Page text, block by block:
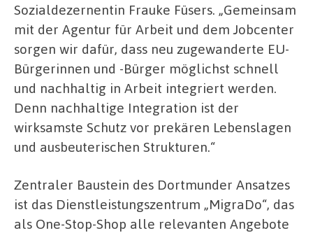
Sozialdezernentin Frauke Füsers. „Gemeinsam
mit der Agentur für Arbeit und dem Jobcenter
sorgen wir dafür, dass neu zugewanderte EU-
Bürgerinnen und -Bürger möglichst schnell
und nachhaltig in Arbeit integriert werden.
Denn nachhaltige Integration ist der
wirksamste Schutz vor prekären Lebenslagen
und ausbeuterischen Strukturen.“
Zentraler Baustein des Dortmunder Ansatzes
ist das Dienstleistungszentrum „MigraDo“, das
als One-Stop-Shop alle relevanten Angebote